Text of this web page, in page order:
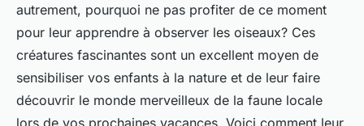
autrement, pourquoi ne pas profiter de ce moment
pour leur apprendre à observer les oiseaux? Ces
créatures fascinantes sont un excellent moyen de
sensibiliser vos enfants à la nature et de leur faire
découvrir le monde merveilleux de la faune locale
lors de vos prochaines vacances. Voici comment leur